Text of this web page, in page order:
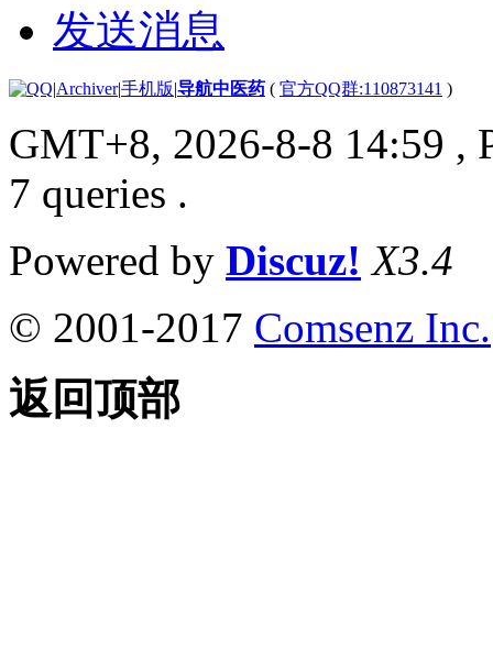
发送消息
|Archiver|手机版|导航中医药 ( 官方QQ群:110873141 )
GMT+8, 2026-8-8 14:59 ,
7 queries .
Powered by Discuz! X3.4
© 2001-2017 Comsenz Inc.
返回顶部